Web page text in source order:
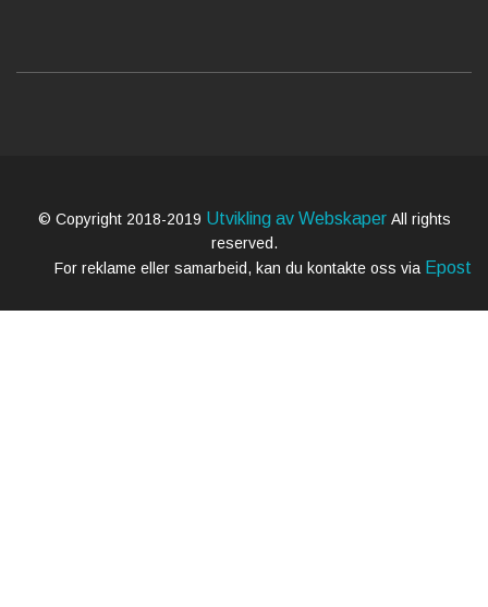
© Copyright 2018-2019 Utvikling av Webskaper All rights
reserved.
For reklame eller samarbeid, kan du kontakte oss via Epost